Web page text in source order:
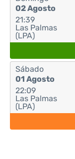
02 Agosto
21:39
Las Palmas
(LPA)
Sábado
01 Agosto
22:09
Las Palmas
(LPA)